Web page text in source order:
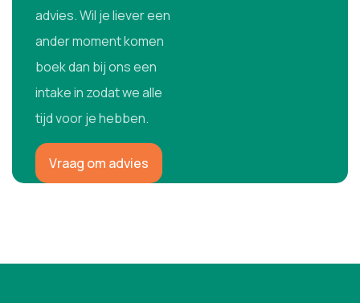
advies. Wil je liever een
ander moment komen
boek dan bij ons een
intake in zodat we alle
tijd voor je hebben.
Vraag om advies